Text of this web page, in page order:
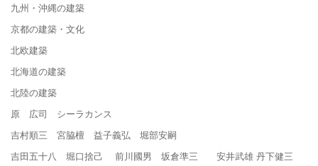
九州・沖縄の建築
京都の建築・文化
北欧建築
北海道の建築
北陸の建築
原 広司 シーラカンス
吉村順三 宮脇檀 益子義弘 堀部安嗣
吉田五十八 堀口捨己 前川國男 坂倉準三 安井武雄 丹下健三